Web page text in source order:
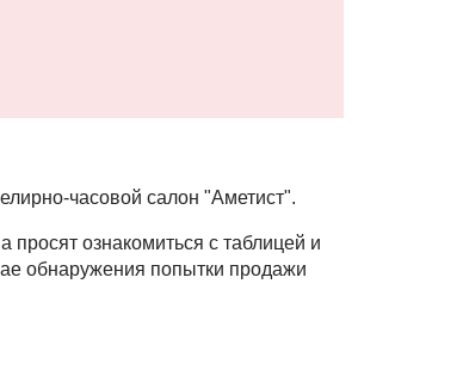
часовой салон "Аметист".
просят ознакомиться с таблицей и
обнаружения попытки продажи